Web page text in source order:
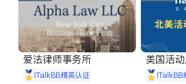
爱法律师事务所
iTalkBB精英认证
美国活
iTalkBB